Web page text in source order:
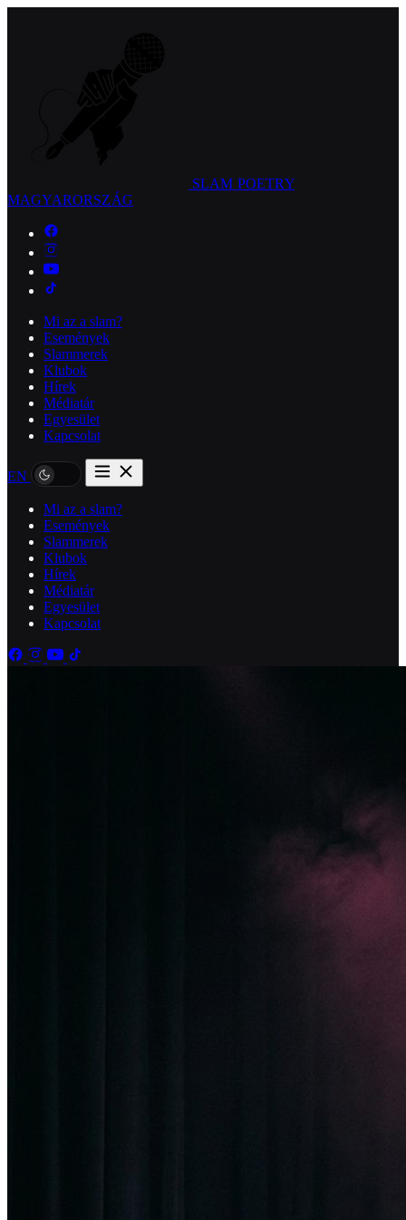
SLAM POETRY
MAGYARORSZÁG
Mi az a slam?
Események
Slammerek
Klubok
Hírek
Médiatár
Egyesület
Kapcsolat
EN
Mi az a slam?
Események
Slammerek
Klubok
Hírek
Médiatár
Egyesület
Kapcsolat